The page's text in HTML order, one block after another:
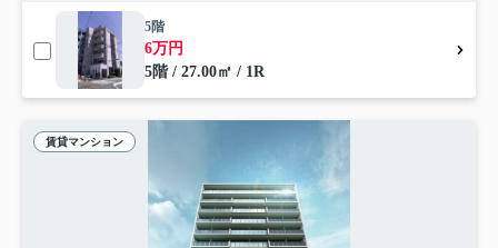
5階
6万円
5階 / 27.00㎡ / 1R
賃貸マンション